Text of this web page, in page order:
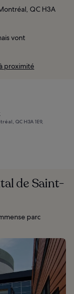
QC H3A
vont
proximité
QC H3A 1E9,
de Saint-
parc